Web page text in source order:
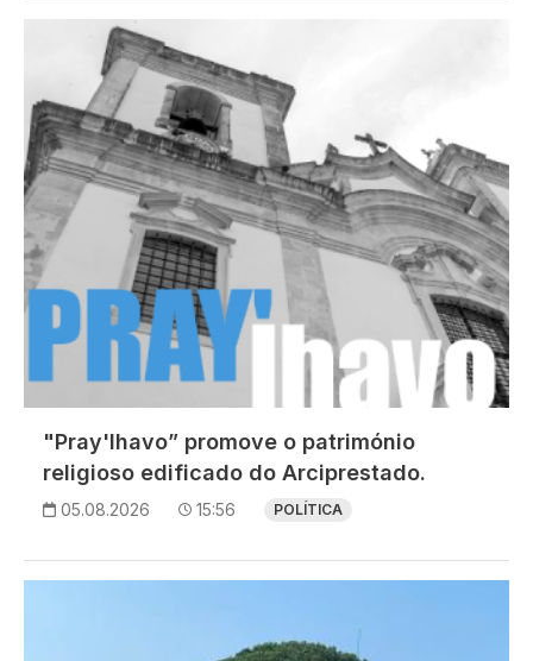
"Pray'lhavo” promove o património
religioso edificado do Arciprestado.
05.08.2026 15:56 POLÍTICA